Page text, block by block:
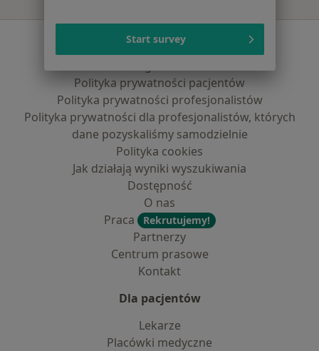
Serwis
Polityka prywatności pacjentów
Polityka prywatności profesjonalistów
Polityka prywatności dla profesjonalistów, których
dane pozyskaliśmy samodzielnie
Polityka cookies
Jak działają wyniki wyszukiwania
Dostępność
O nas
Praca
Rekrutujemy!
Partnerzy
Centrum prasowe
Kontakt
Dla pacjentów
Lekarze
Placówki medyczne
Start survey